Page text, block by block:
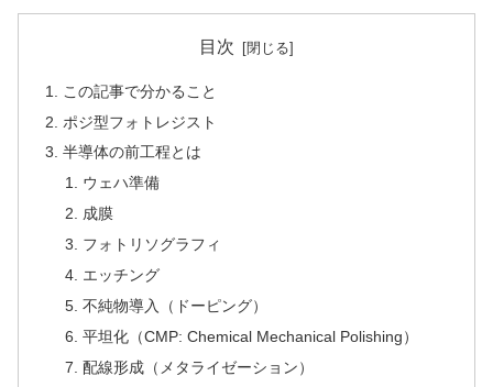
目次
この記事で分かること
ポジ型フォトレジスト
半導体の前工程とは
ウェハ準備
成膜
フォトリソグラフィ
エッチング
不純物導入（ドーピング）
平坦化（CMP: Chemical Mechanical Polishing）
配線形成（メタライゼーション）